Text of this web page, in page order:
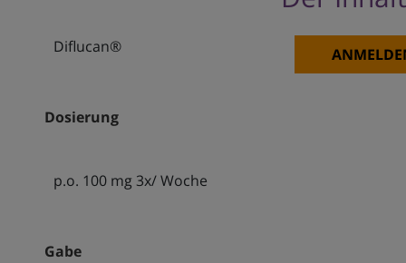
Diflucan®
Dosierung
p.o. 100 mg 3x/ Woche
Gabe